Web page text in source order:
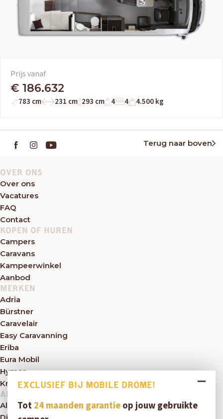
Prijs vanaf
€ 186.632
783 cm 231 cm 293 cm 4 4 4.500 kg
Terug naar boven
OVER ONS
Over ons
Vacatures
FAQ
Contact
KOPEN OF HUREN
Campers
Caravans
Kampeerwinkel
Aanbod
MERKEN
Adria
Bürstner
Caravelair
Easy Caravanning
Eriba
Eura Mobil
Hymer
Knaus
ALGEMEEN
Algemene voorwaarden
EXCLUSIEF BIJ MOBILE DRÔME!
Tot24 maanden garantieop jouw gebruikte